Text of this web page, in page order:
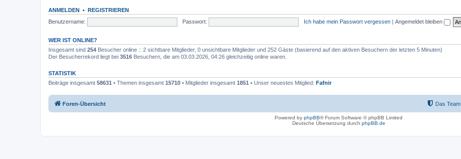
ANMELDEN • REGISTRIEREN
Benutzername:
Passwort: Ich habe mein Passwort vergessen | Angemeldet bleiben
WER IST ONLINE?
Insgesamt sind 254 Besucher online :: 2 sichtbare Mitglieder, 0 unsichtbare Mitglieder und 252 Gäste (basierend auf den aktiven Besuchern der letzten 5 Minuten)
Der Besucherrekord liegt bei 3516 Besuchern, die am 03.03.2026, 04:26 gleichzeitig online waren.
STATISTIK
Beiträge insgesamt 58631 • Themen insgesamt 15710 • Mitglieder insgesamt 1851 • Unser neuestes Mitglied: Fafnir
Foren-Übersicht Das Team
Powered by phpBB® Forum Software © phpBB Limited
Deutsche Übersetzung durch phpBB.de